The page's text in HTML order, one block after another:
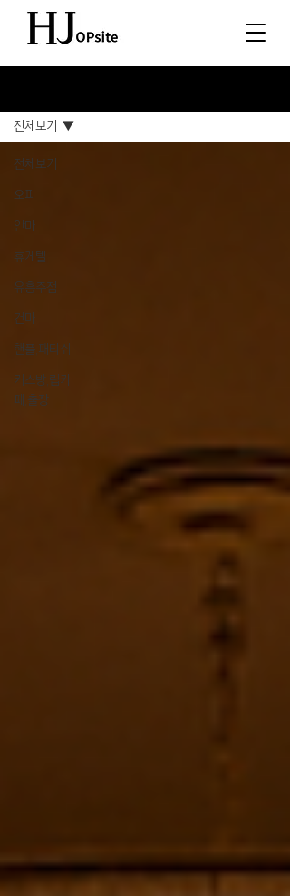
전체보기
오피
안마
휴게텔
유흥주점
건마
핸플,패티쉬
키스방,립카
페,출장
전체보기